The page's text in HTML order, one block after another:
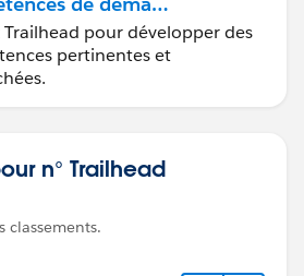
Trailhead pour développer des
pertinentes et
n° Trailhead
classements.